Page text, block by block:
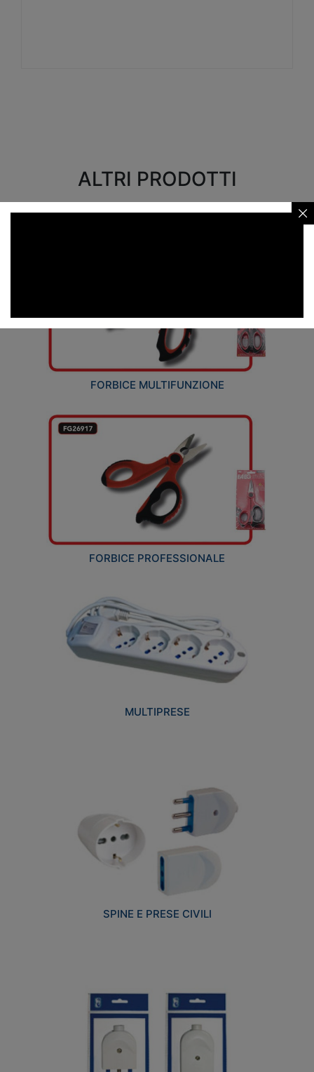
ALTRI PRODOTTI
FORBICE MULTIFUNZIONE
FORBICE PROFESSIONALE
MULTIPRESE
SPINE E PRESE CIVILI